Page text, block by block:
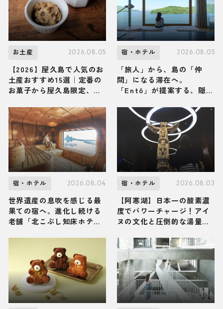
お土産 2026.08.05
【2026】屋久島で人気のお
土産おすすめ15選｜定番の
お菓子から屋久島限定、ば
宿・ホテル 2026.08.05
「旅人」から、島の「仲
間」になる滞在へ。
「Entô」が提案する、隠
に触れる特別な体験
宿・ホテル 2026.08.04
世界遺産の息吹を感じる最
果ての宿へ。進化し続ける
老舗「北こぶし知床ホテル
宿・ホテル 2026.08.03
【阿寒湖】日本一の酸素濃
度でパワーチャージ！アイ
ヌの文化と圧倒的な湯量の
かん遊久の里 鶴雅」へ